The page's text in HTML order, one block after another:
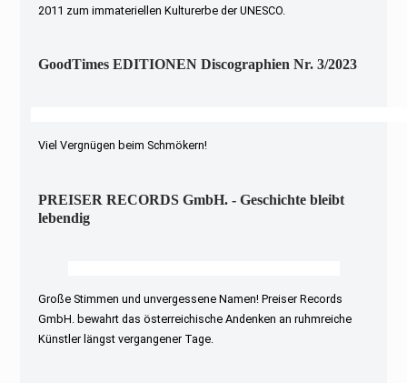
2011 zum immateriellen Kulturerbe der UNESCO.
GoodTimes EDITIONEN Discographien Nr. 3/2023
Viel Vergnügen beim Schmökern!
PREISER RECORDS GmbH. - Geschichte bleibt
lebendig
Große Stimmen und unvergessene Namen! Preiser Records
GmbH. bewahrt das österreichische Andenken an ruhmreiche
Künstler längst vergangener Tage.